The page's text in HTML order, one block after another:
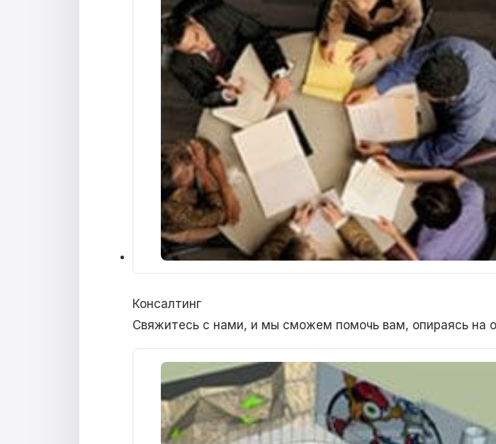
Консалтинг
Свяжитесь с нами, и мы сможем помочь вам, опираясь на